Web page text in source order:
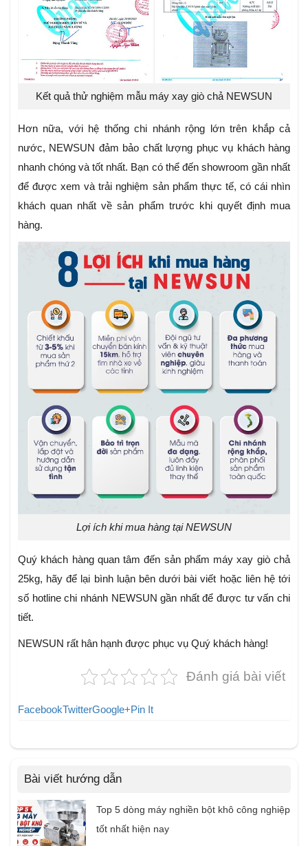
Kết quả thử nghiệm mẫu máy xay giò chả NEWSUN
Hơn nữa, với hệ thống chi nhánh rộng lớn trên khắp cả
nước, NEWSUN đảm bảo chất lượng phục vụ khách hàng
nhanh chóng và tốt nhất. Bạn có thể đến showroom gần nhất
để được xem và trải nghiệm sản phẩm thực tế, có cái nhìn
khách quan nhất về sản phẩm trước khi quyết định mua
hàng.
Lợi ích khi mua hàng tại NEWSUN
Quý khách hàng quan tâm đến sản phẩm máy xay giò chả
25kg, hãy để lại bình luận bên dưới bài viết hoặc liên hệ tới
số hotline chi nhánh NEWSUN gần nhất để được tư vấn chi
tiết.
NEWSUN rất hân hạnh được phục vụ Quý khách hàng!
Đánh giá bài viết
FacebookTwitterGoogle+Pin It
Bài viết hướng dẫn
Top 5 dòng máy nghiền bột khô công nghiệp
tốt nhất hiện nay